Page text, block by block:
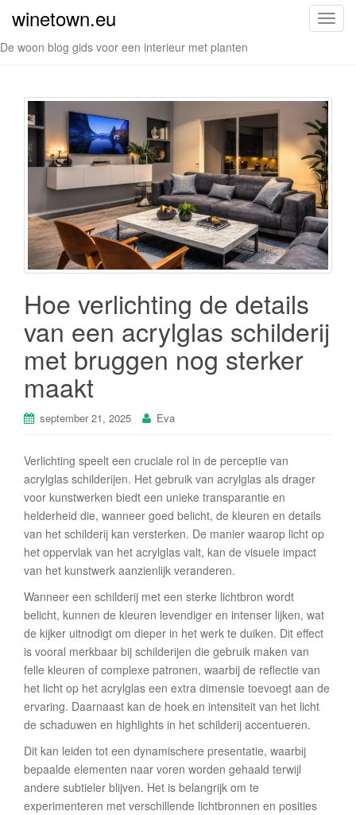
S
k
e
l
n
a
v
i
g
a
t
i
winetown.eu
De woon blog gids voor een interieur met planten
Hoe verlichting de details
van een acrylglas schilderij
met bruggen nog sterker
maakt
september 21, 2025 Eva
Verlichting speelt een cruciale rol in de perceptie van
acrylglas schilderijen. Het gebruik van acrylglas als drager
voor kunstwerken biedt een unieke transparantie en
helderheid die, wanneer goed belicht, de kleuren en details
van het schilderij kan versterken. De manier waarop licht op
het oppervlak van het acrylglas valt, kan de visuele impact
van het kunstwerk aanzienlijk veranderen.
Wanneer een schilderij met een sterke lichtbron wordt
belicht, kunnen de kleuren levendiger en intenser lijken, wat
de kijker uitnodigt om dieper in het werk te duiken. Dit effect
is vooral merkbaar bij schilderijen die gebruik maken van
felle kleuren of complexe patronen, waarbij de reflectie van
het licht op het acrylglas een extra dimensie toevoegt aan de
ervaring. Daarnaast kan de hoek en intensiteit van het licht
de schaduwen en highlights in het schilderij accentueren.
Dit kan leiden tot een dynamischere presentatie, waarbij
bepaalde elementen naar voren worden gehaald terwijl
andere subtieler blijven. Het is belangrijk om te
experimenteren met verschillende lichtbronnen en posities